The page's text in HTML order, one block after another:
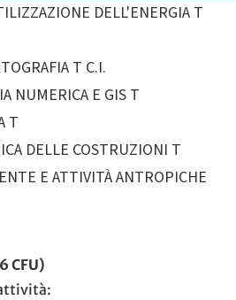
DELL'ENERGIA T
T C.I.
NUMERICA E GIS T
T
DELLE COSTRUZIONI T
E ATTIVITÀ ANTROPICHE
CFU)